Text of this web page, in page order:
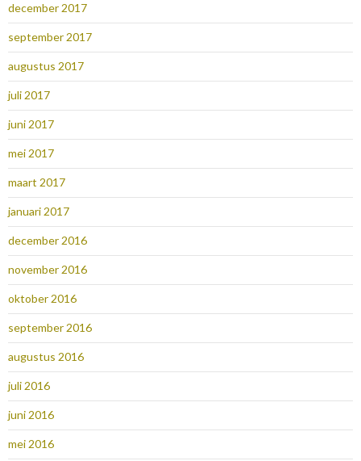
december 2017
september 2017
augustus 2017
juli 2017
juni 2017
mei 2017
maart 2017
januari 2017
december 2016
november 2016
oktober 2016
september 2016
augustus 2016
juli 2016
juni 2016
mei 2016